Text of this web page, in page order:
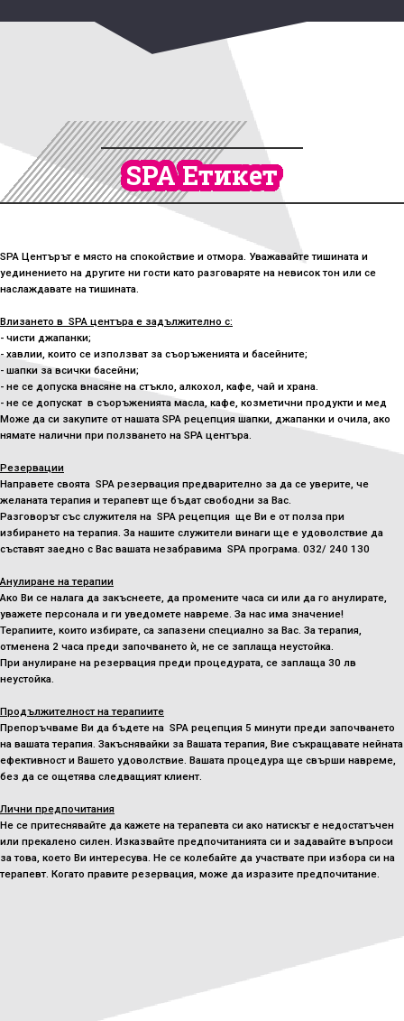
SPA Етикет
SPA Центърът е място на спокойствие и отмора. Уважавайте тишината и
уединението на другите ни гости като разговаряте на невисок тон или се
наслаждавате на тишината.
Влизането в SPA центъра е задължително с:
- чисти джапанки;
- хавлии, които се използват за съоръженията и басейните;
- шапки за всички басейни;
- не се допуска внасяне на стъкло, алкохол, кафе, чай и храна.
- не се допускат в съоръженията масла, кафе, козметични продукти и мед
Може да си закупите от нашата SPA рецепция шапки, джапанки и очила, ако
нямате налични при ползването на SPA центъра.
Резервации
Направете своята SPA резервация предварително за да се уверите, че
желаната терапия и терапевт ще бъдат свободни за Вас.
Разговорът със служителя на SPA рецепция ще Ви е от полза при
избирането на терапия. За нашите служители винаги ще е удоволствие да
съставят заедно с Вас вашата незабравима SPA програма. 032/ 240 130
Анулиране на терапии
Ако Ви се налага да закъснеете, да промените часа си или да го анулирате,
уважете персонала и ги уведомете навреме. За нас има значение!
Терапиите, които избирате, са запазени специално за Вас. За терапия,
отменена 2 часа преди започването ѝ, не се заплаща неустойка.
При анулиране на резервация преди процедурата, се заплаща 30 лв
неустойка.
Продължителност на терапиите
Препоръчваме Ви да бъдете на SPA рецепция 5 минути преди започването
на вашата терапия. Закъснявайки за Вашата терапия, Вие съкращавате нейната
ефективност и Вашето удоволствие. Вашата процедура ще свърши навреме,
без да се ощетява следващият клиент.
Лични предпочитания
Не се притеснявайте да кажете на терапевта си ако натискът е недостатъчен
или прекалено силен. Изказвайте предпочитанията си и задавайте въпроси
за това, което Ви интересува. Не се колебайте да участвате при избора си на
терапевт. Когато правите резервация, може да изразите предпочитание.